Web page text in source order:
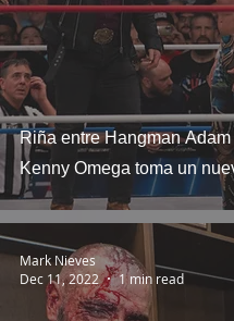
Riña entre Hangman
Kenny Omega toma un
Mark Nieves
Dec 11, 2022
1 min read